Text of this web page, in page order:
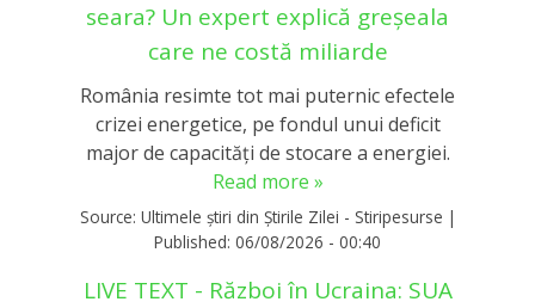
seara? Un expert explică greșeala
care ne costă miliarde
România resimte tot mai puternic efectele
crizei energetice, pe fondul unui deficit
major de capacități de stocare a energiei.
Read more »
Source: Ultimele știri din Știrile Zilei - Stiripesurse |
Published: 06/08/2026 - 00:40
LIVE TEXT - Război în Ucraina: SUA